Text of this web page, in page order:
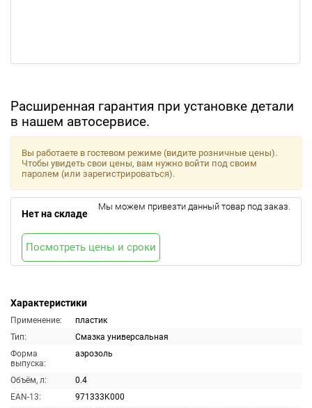
Расширенная гарантия при установке детали
в нашем автосервисе.
Характеристики
Применение:
пластик
Тип:
Смазка универсальная
Форма
выпуска:
аэрозоль
Объём, л:
0.4
EAN-13:
971333K000
Вы работаете в гостевом режиме (видите розничные цены).
Чтобы увидеть свои цены, вам нужно войти под своим
паролем (или зарегистрироваться).
Нет на складе
Мы можем привезти данный товар под заказ.
Посмотреть цены и сроки